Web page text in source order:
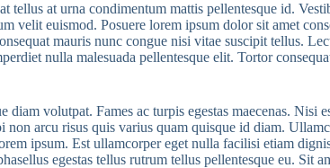
at urna condimentum mattis pellentesque id.
velit euismod. Posuere lorem ipsum dolor sit amet
mauris nunc congue nisi vitae suscipit tellus.
nulla malesuada pellentesque elit. Tortor
volutpat. Fames ac turpis egestas maecenas. Nisi
arcu risus quis varius quam quisque id diam.
ipsum. Est ullamcorper eget nulla facilisi etiam
egestas tellus rutrum tellus pellentesque eu. Sit